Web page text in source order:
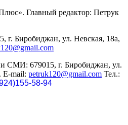
Главный редактор: Петрук
г. Биробиджан, ул. Невская, 18а,
СМИ: 679015, г. Биробиджан, ул.
E-mail: petruk120@gmail.com Тел.:
58-94